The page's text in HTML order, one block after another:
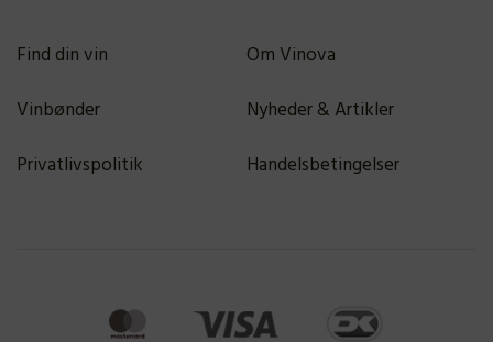
Find din vin
Om Vinova
Vinbønder
Nyheder & Artikler
Privatlivspolitik
Handelsbetingelser